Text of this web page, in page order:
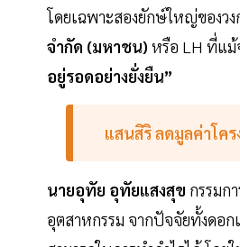
โดยเฉพาะสองยักษ์ใหญ่ของวง
จำกัด (มหาชน) หรือ LH ที่แม้
อยู่รอดอย่างยั่งยืน”
แสนสิริ ลดมูลค่าโคร
นายอุทัย อุทัยแสงสุข กรรมก
อุตสาหกรรม จากปัจจัยทั้งดอก